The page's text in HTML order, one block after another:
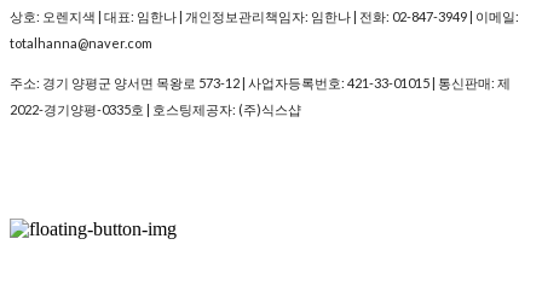
상호: 오렌지색 | 대표: 임한나 | 개인정보관리책임자: 임한나 | 전화: 02-847-3949 | 이메일:
totalhanna@naver.com
주소: 경기 양평군 양서면 목왕로 573-12 | 사업자등록번호: 421-33-01015 | 통신판매: 제
2022-경기양평-0335호 | 호스팅제공자: (주)식스샵